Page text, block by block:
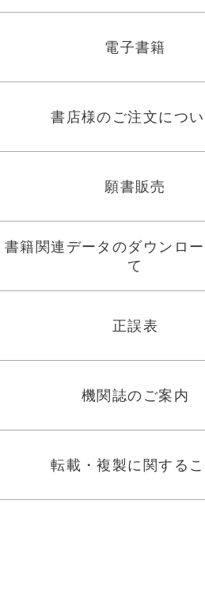
電子書籍
書店様のご注文につい
願書販売
書籍関連データのダウンロ
て
正誤表
機関誌のご案内
転載・複製に関するこ